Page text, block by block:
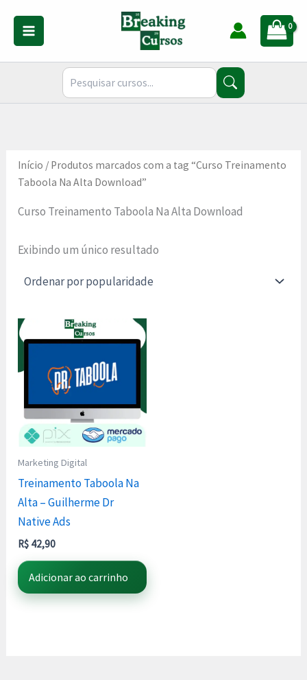
conteúdo
Início / Produtos marcados com a tag “Curso Treinamento
Taboola Na Alta Download”
Curso Treinamento Taboola Na Alta Download
Exibindo um único resultado
Marketing Digital
Treinamento Taboola Na
Alta – Guilherme Dr
Native Ads
R$ 42,90
Adicionar ao carrinho